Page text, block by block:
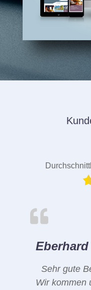
Sehr gute
Wir kommen